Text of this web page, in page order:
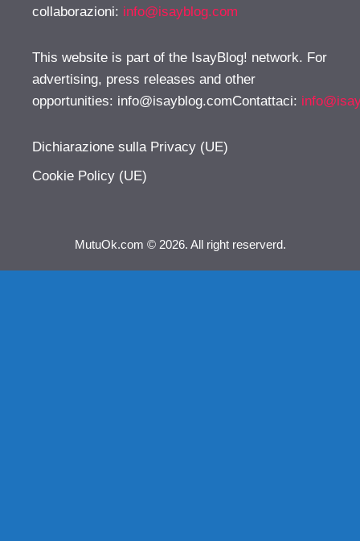
collaborazioni: info@isayblog.com
This website is part of the IsayBlog! network. For
advertising, press releases and other
opportunities: info@isayblog.comContattaci:
Dichiarazione sulla Privacy (UE)
Cookie Policy (UE)
MutuOk.com © 2026. All right reserverd.